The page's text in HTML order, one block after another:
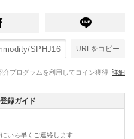
URLをコピー
介プログラムを利用してコイン獲得 詳細
録ガイド
いち早くご連絡します